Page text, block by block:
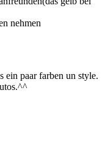
nehmen
ein paar farben un style.